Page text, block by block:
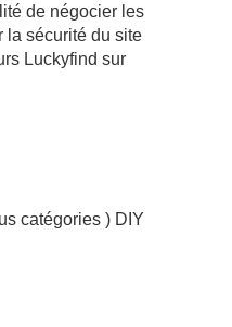
de négocier les
la sécurité du site
Luckyfind sur
catégories ) DIY